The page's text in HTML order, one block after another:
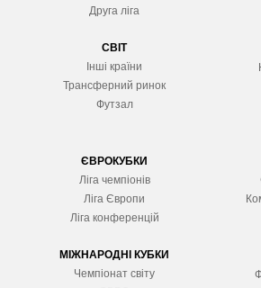
Друга ліга
СВІТ
Інші країни
Трансферний ринок
Футзал
ЄВРОКУБКИ
Ліга чемпіонів
Ліга Європи
Ліга конференцій
МІЖНАРОДНІ КУБКИ
Чемпіонат світу